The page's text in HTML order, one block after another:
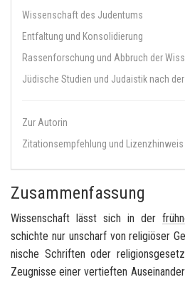
Wissenschaft des Judentums
Entfaltung und Konsolidierung
Rassenforschung und Abbruch der
Jüdische Studien und Judaistik nach
Zur Autorin
Zitationsempfehlung und Lizenzhinweis
Zusammenfassung
Wis­sen­schaft lässt sich in der
schich­te nur un­scharf von re­li­giö­ser
ni­sche Schrif­ten oder
Zeug­nis­se einer ver­tief­ten